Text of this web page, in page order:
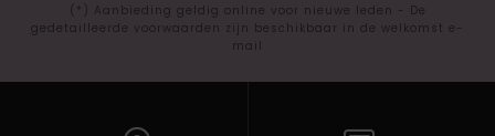
(*) Aanbieding geldig online voor nieuwe leden - De
gedetailleerde voorwaarden zijn beschikbaar in de welkomst e-
mail